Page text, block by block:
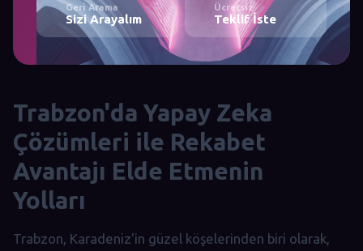
Geri Arama
Sizi Arayalım
Ücretsiz
Teklif İste
Trabzon'da Yapay Zeka
Çözümleri ile Rekabet
Avantajı Elde Etmenin
Yolları
Trabzon, Karadeniz'in güzel köşelerinden biri olarak,